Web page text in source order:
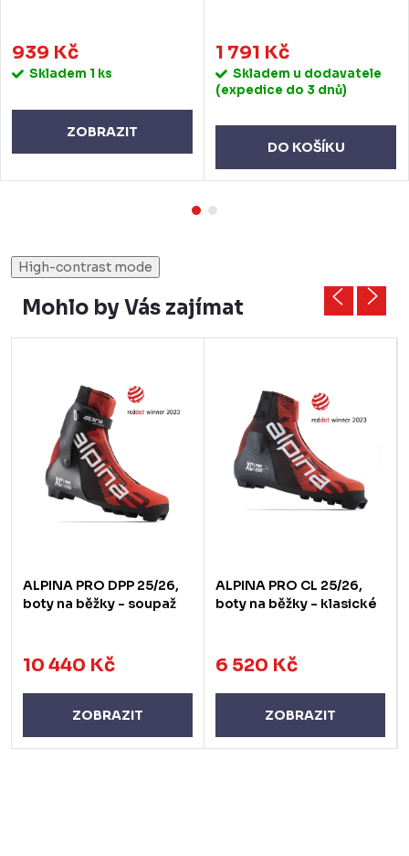
939 Kč
Skladem 1 ks
ZOBRAZIT
1 791 Kč
Skladem u dodavatele
(expedice do 3 dnů)
DO KOŠÍKU
High-contrast mode
Mohlo by Vás zajímat
ALPINA PRO DPP 25/26,
boty na běžky - soupaž
10 440 Kč
ZOBRAZIT
ALPINA PRO CL 25/26,
boty na běžky - klasické
6 520 Kč
ZOBRAZIT